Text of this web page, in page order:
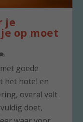
je
op moet
goede
het hotel en
overal valt
doet,